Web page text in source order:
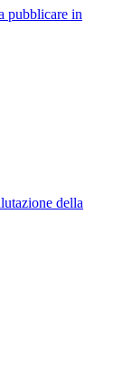
pubblicare in
della